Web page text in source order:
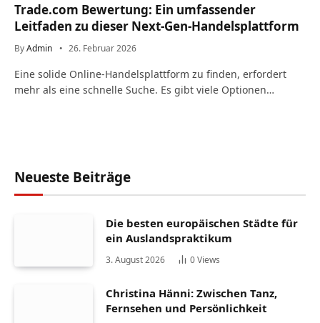
Trade.com Bewertung: Ein umfassender
Leitfaden zu dieser Next-Gen-Handelsplattform
ByAdmin 26. Februar 2026
Eine solide Online-Handelsplattform zu finden, erfordert
mehr als eine schnelle Suche. Es gibt viele Optionen…
Neueste Beiträge
Die besten europäischen Städte für
ein Auslandspraktikum
3. August 2026 0Views
Christina Hänni: Zwischen Tanz,
Fernsehen und Persönlichkeit